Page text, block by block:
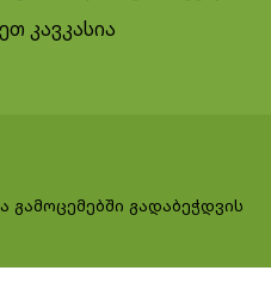
კავკასია
გამოცემებში გადაბეჭდვის